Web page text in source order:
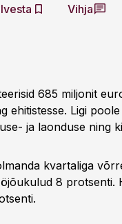
Vihja
685 miljonit
ehitistesse. Ligi
ja laonduse ning
kvartaliga
8 protsenti.